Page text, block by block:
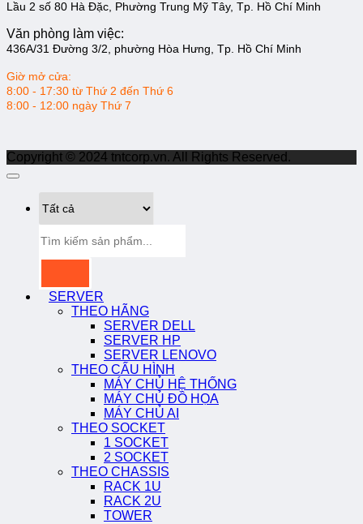
Lầu 2 số 80 Hà Đặc, Phường Trung Mỹ Tây, Tp. Hồ Chí Minh
Văn phòng làm việc:
436A/31 Đường 3/2, phường Hòa Hưng, Tp. Hồ Chí Minh
Giờ mở cửa:
8:00 - 17:30 từ Thứ 2 đến Thứ 6
8:00 - 12:00 ngày Thứ 7
Copyright © 2024 tntcorp.vn. All Rights Reserved.
kiếm:
SERVER
THEO HÃNG
SERVER DELL
SERVER HP
SERVER LENOVO
THEO CẤU HÌNH
MÁY CHỦ HỆ THỐNG
MÁY CHỦ ĐỒ HỌA
MÁY CHỦ AI
THEO SOCKET
1 SOCKET
2 SOCKET
THEO CHASSIS
RACK 1U
RACK 2U
TOWER